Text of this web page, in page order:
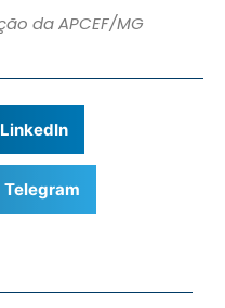
da APCEF/MG
LinkedIn
Telegram